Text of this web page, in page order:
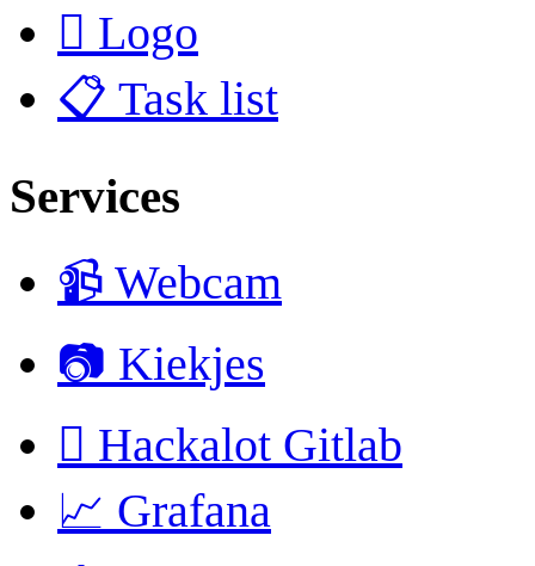
 Logo
📋 Task list
Services
📹 Webcam
📷 Kiekjes
 Hackalot Gitlab
📈 Grafana